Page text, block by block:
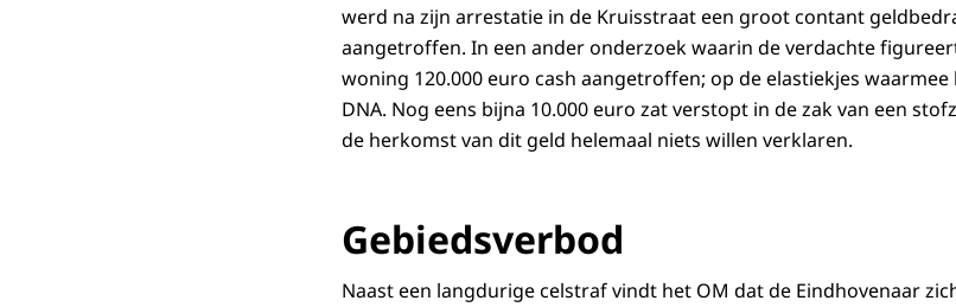
werd na zijn arrestatie in de Kruisstraat een groot contant
aangetroffen. In een ander onderzoek waarin de verdachte
woning 120.000 euro cash aangetroffen; op de elastiekjes
DNA. Nog eens bijna 10.000 euro zat verstopt in de zak van een
de herkomst van dit geld helemaal niets willen verklaren.
Gebiedsverbod
Naast een langdurige celstraf vindt het OM dat de Eindhovenaar